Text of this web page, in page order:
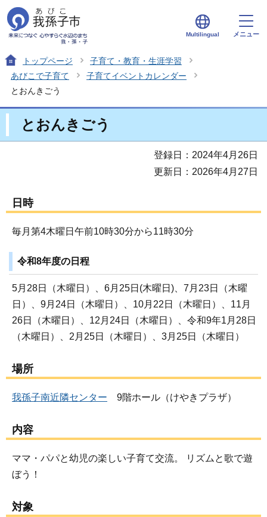
Multilingual メニュー
トップページ
子育て・教育・生涯学習
あびこで子育て
子育てイベントカレンダー
とおんきごう
とおんきごう
登録日：2024年4月26日
更新日：2026年4月27日
日時
毎月第4木曜日午前10時30分から11時30分
令和8年度の日程
5月28日（木曜日）、6月25日(木曜日)、7月23日（木曜
日）、9月24日（木曜日）、10月22日（木曜日）、11月
26日（木曜日）、12月24日（木曜日）、令和9年1月28日
（木曜日）、2月25日（木曜日）、3月25日（木曜日）
場所
我孫子南近隣センター 9階ホール（けやきプラザ）
内容
ママ・パパと幼児の楽しい子育て交流。 リズムと歌で遊
ぼう！
対象